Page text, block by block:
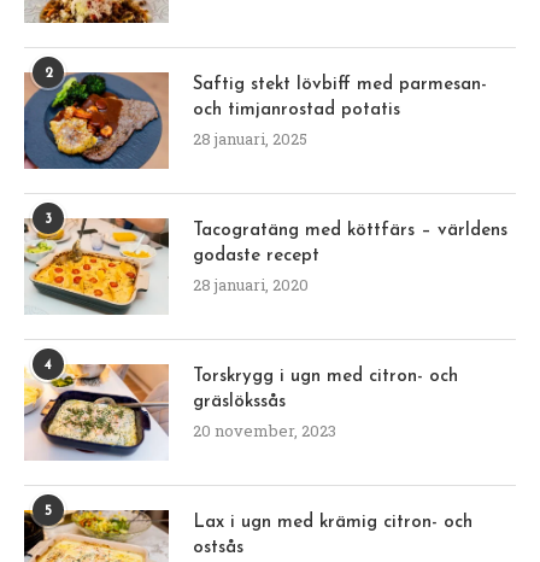
2
Saftig stekt lövbiff med parmesan-
och timjanrostad potatis
28 januari, 2025
3
Tacogratäng med köttfärs – världens
godaste recept
28 januari, 2020
4
Torskrygg i ugn med citron- och
gräslökssås
20 november, 2023
5
Lax i ugn med krämig citron- och
ostsås